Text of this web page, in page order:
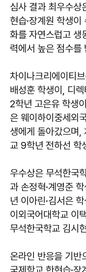
심사 결과 최우수상
현습·장계원 학생
화를 자연스럽고 생
력에서 높은 점수를
차이나크리에이티
배성훈 학생이, 디
2학년 고은유 학생
은 웨이하이중세외
생에게 돌아갔으며,
교 9학년 전하선 학
우수상은 무석한국
과 손정혁·계영준
년 이아린·김서은
이외국어대학교 이
무석한국학교 김시
온라인 반응을 기반